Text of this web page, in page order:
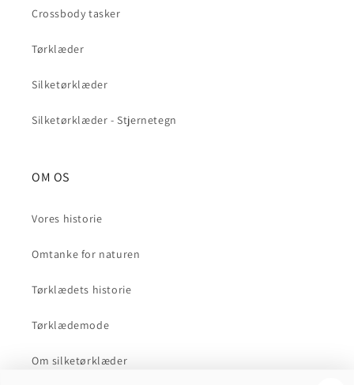
Crossbody tasker
Tørklæder
Silketørklæder
Silketørklæder - Stjernetegn
OM OS
Vores historie
Omtanke for naturen
Tørklædets historie
Tørklædemode
Om silketørklæder